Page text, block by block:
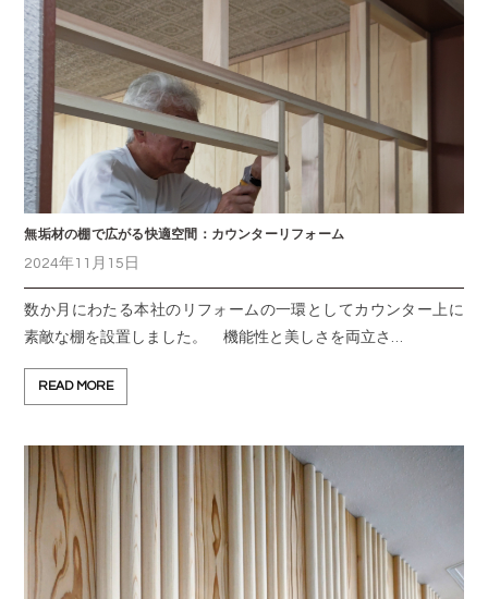
無垢材の棚で広がる快適空間：カウンターリフォーム
2024年11月15日
数か月にわたる本社のリフォームの一環としてカウンター上に
素敵な棚を設置しました。 機能性と美しさを両立さ…
READ MORE